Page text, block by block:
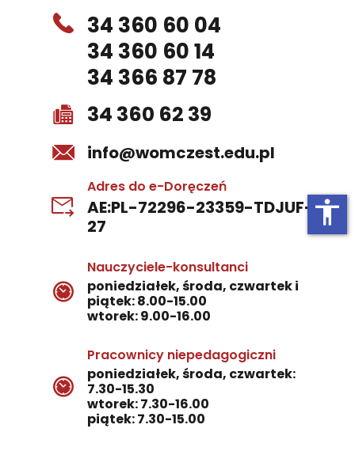
34 360 60 04
34 360 60 14
34 366 87 78
34 360 62 39
info@womczest.edu.pl
Adres do e-Doręczeń
AE:PL-72296-23359-TDJUF-
27
Nauczyciele-konsultanci
poniedziałek, środa, czwartek i
piątek: 8.00-15.00
wtorek: 9.00-16.00
Pracownicy niepedagogiczni
poniedziałek, środa, czwartek:
7.30-15.30
wtorek: 7.30-16.00
piątek: 7.30-15.00
accessibility